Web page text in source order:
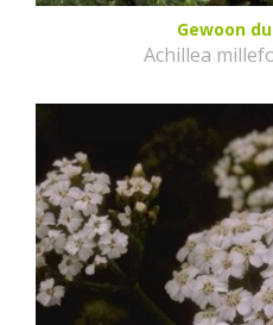
Gewoon
Achillea